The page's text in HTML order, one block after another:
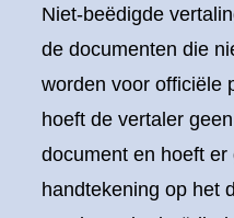
Niet-beëdigde
de documenten die
worden voor officiële
hoeft de vertaler
document en hoeft
handtekening op het